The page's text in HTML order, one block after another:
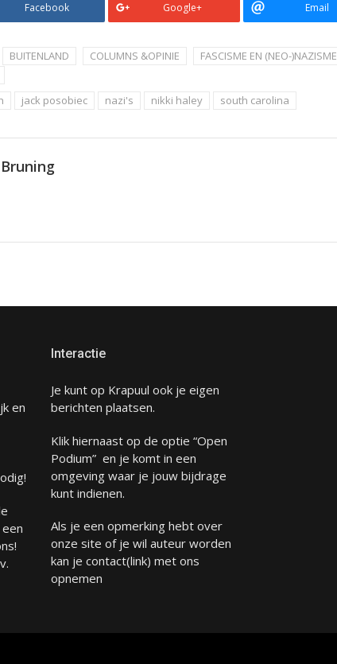
Facebook Google+ Email
BUITENLAND COLUMNS &OPINIE
FASCISME EN (NEO-)NAZISME
jack posobiec nazi's nikki haley south carolina
en
Interactie
Je kunt op Krapuul ook je eigen
berichten plaatsen.
Klik hiernaast op de optie “Open
Podium” en je komt in een
omgeving waar je jouw bijdrage
kunt indienen.
Als je een opmerking hebt over
onze site of je wil auteur worden
kan je contact(link) met ons
opnemen